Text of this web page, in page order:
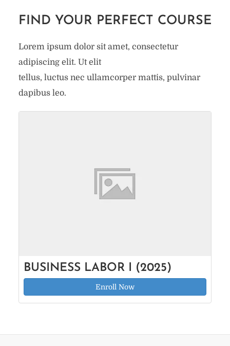
FIND YOUR PERFECT COURSE
Lorem ipsum dolor sit amet, consectetur
adipiscing elit. Ut elit
tellus, luctus nec ullamcorper mattis, pulvinar
dapibus leo.
BUSINESS LABOR I (2025)
Enroll Now